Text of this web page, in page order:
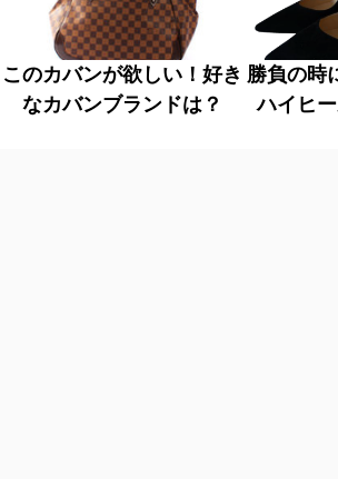
このカバンが欲しい！好き
なカバンブランドは？
勝負の時
ハイヒ